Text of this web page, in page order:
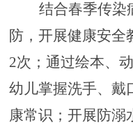
结合春季传染
防，开展健康安全
2次；通过绘本、
幼儿掌握洗手、戴
康常识；开展防溺